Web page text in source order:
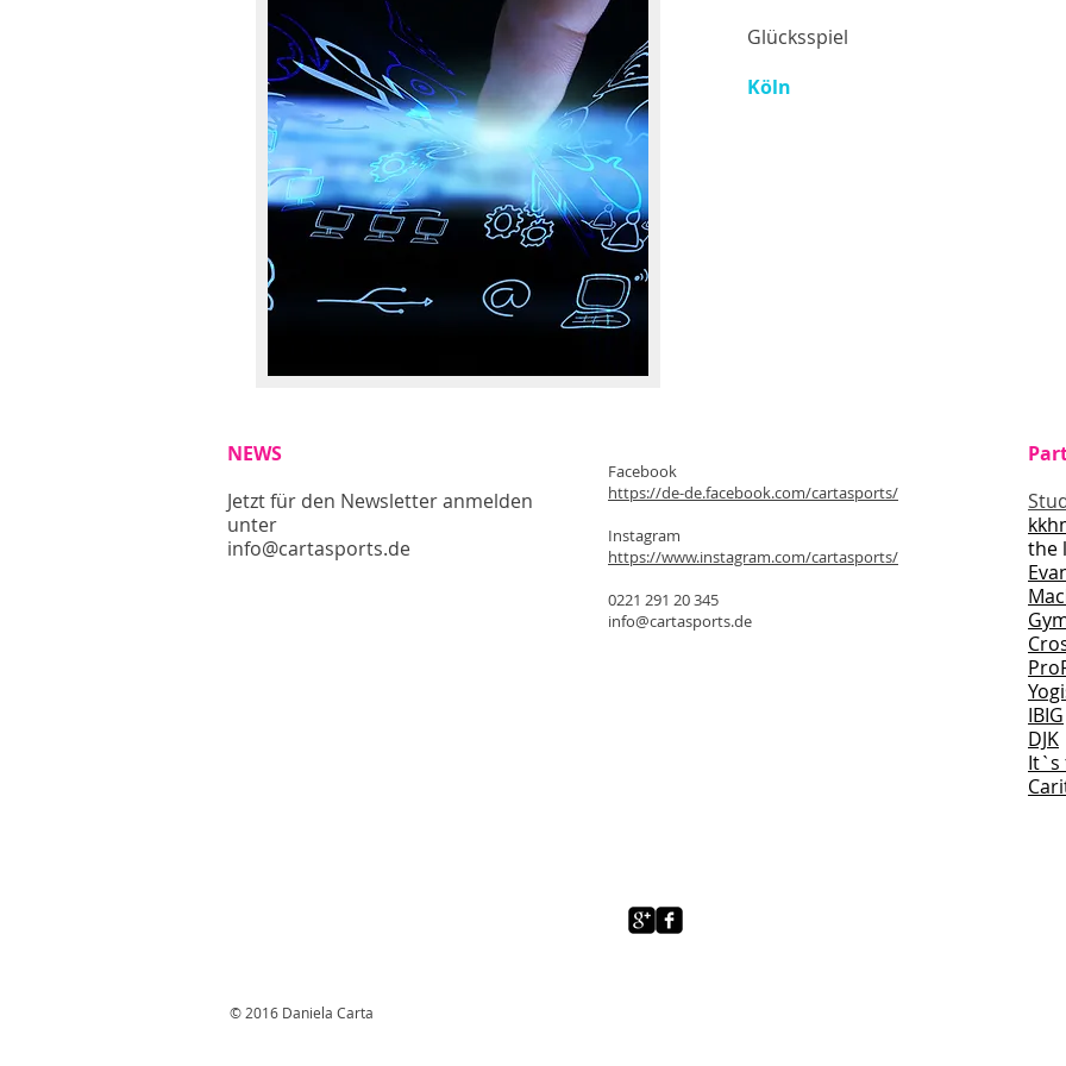
Glücksspiel
Köln
NEWS
Jetzt für den Newsletter anmelden
unter
info@cartasports.de
the
IBIG
DJK
It`s
Facebook
https://de-de.facebook.com/cartasports/
Instagram
https://www.instagram.com/cartasports/
0221 291 20 345
info@cartasports.de
© 2016 Daniela Carta